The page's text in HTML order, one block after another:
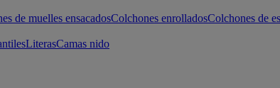
de muelles ensacadosColchones enrolladosColchones de
LiterasCamas nido